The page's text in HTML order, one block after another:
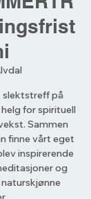
slektstreff på
for spirituell
Sammen
finne vårt eget
inspirerende
og